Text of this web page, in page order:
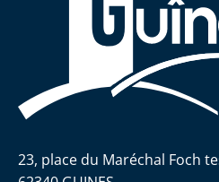
23, place du Maréchal Foch